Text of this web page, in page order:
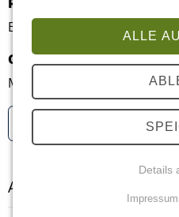
Europäisch Kurzhaar
Geschlecht
Männlich
Abgabegrund
ALLE
Details
Impressum